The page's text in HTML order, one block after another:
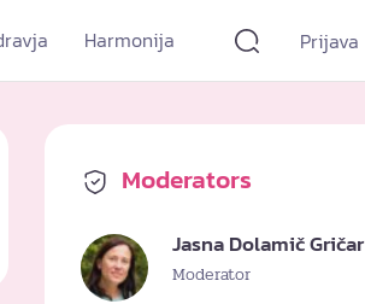
Harmonija Prijava
Moderators
Jasna Dolamič Gričar
Moderator